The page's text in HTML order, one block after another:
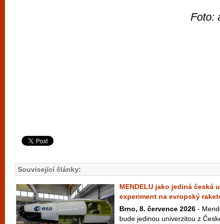
Foto:
Související články:
MENDELU jako jediná česká
experiment na evropský
Brno, 8. července 2026 -
bude jedinou univerzitou z